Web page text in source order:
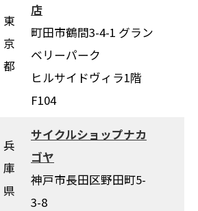
東
京
都
店
町田市鶴間3-4-1 グラン
ベリーパーク
ヒルサイドヴィラ1階
F104
兵
庫
県
サイクルショップナカ
ゴヤ
神戸市長田区野田町5-
3-8